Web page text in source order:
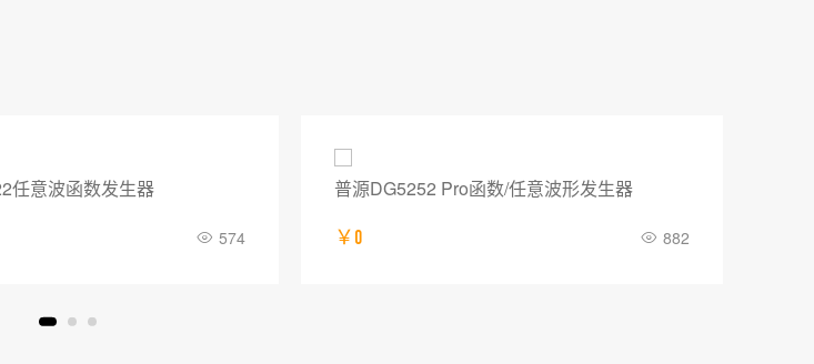
任意波函数发生器
574
普源DG5252 Pro函数/任意波形发生器
￥0 882